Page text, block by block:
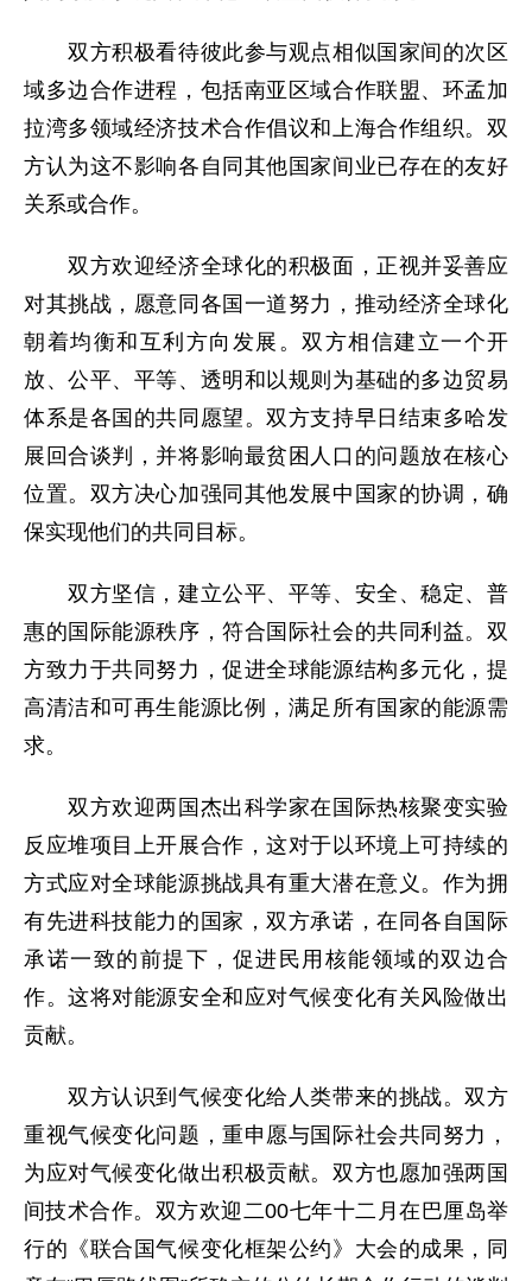
双方积极看待彼此参与观点相似国家间的次区
域多边合作进程，包括南亚区域合作联盟、环孟加
拉湾多领域经济技术合作倡议和上海合作组织。双
方认为这不影响各自同其他国家间业已存在的友好
关系或合作。
双方欢迎经济全球化的积极面，正视并妥善应
对其挑战，愿意同各国一道努力，推动经济全球化
朝着均衡和互利方向发展。双方相信建立一个开
放、公平、平等、透明和以规则为基础的多边贸易
体系是各国的共同愿望。双方支持早日结束多哈发
展回合谈判，并将影响最贫困人口的问题放在核心
位置。双方决心加强同其他发展中国家的协调，确
保实现他们的共同目标。
双方坚信，建立公平、平等、安全、稳定、普
惠的国际能源秩序，符合国际社会的共同利益。双
方致力于共同努力，促进全球能源结构多元化，提
高清洁和可再生能源比例，满足所有国家的能源需
求。
双方欢迎两国杰出科学家在国际热核聚变实验
反应堆项目上开展合作，这对于以环境上可持续的
方式应对全球能源挑战具有重大潜在意义。作为拥
有先进科技能力的国家，双方承诺，在同各自国际
承诺一致的前提下，促进民用核能领域的双边合
作。这将对能源安全和应对气候变化有关风险做出
贡献。
双方认识到气候变化给人类带来的挑战。双方
重视气候变化问题，重申愿与国际社会共同努力，
为应对气候变化做出积极贡献。双方也愿加强两国
间技术合作。双方欢迎二00七年十二月在巴厘岛举
行的《联合国气候变化框架公约》大会的成果，同